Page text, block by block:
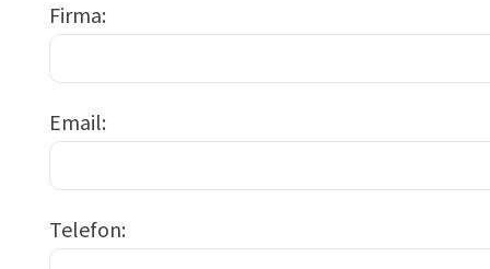
Firma
Email
Telefon